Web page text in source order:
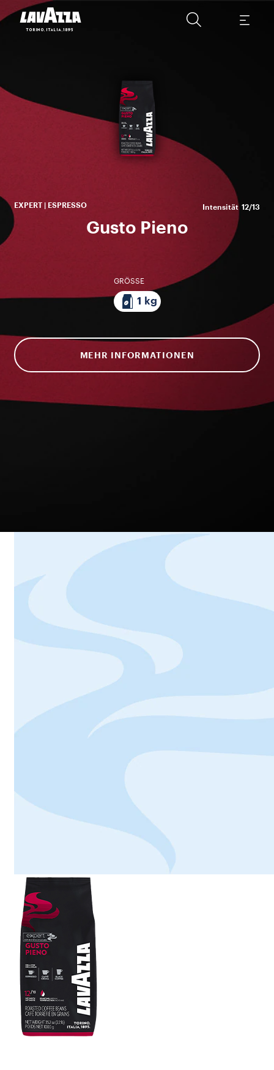
EXPERT | ESPRESSO Intensität 12/13
Gusto Pieno
GRÖSSE
1 kg
MEHR INFORMATIONEN